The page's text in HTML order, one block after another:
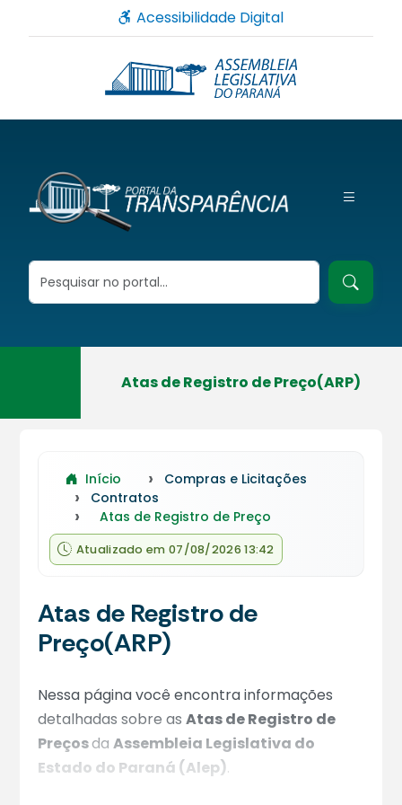
Acessibilidade Digital
Atas de Registro de Preço(ARP)
Início
Compras e Licitações
Contratos
Atas de Registro de Preço
Atualizado em 07/08/2026 13:42
Atas de Registro de
Preço(ARP)
Nessa página você encontra informações
detalhadas sobre asAtas de Registro de
PreçosdaAssembleia Legislativa do
Estado do Paraná (Alep).